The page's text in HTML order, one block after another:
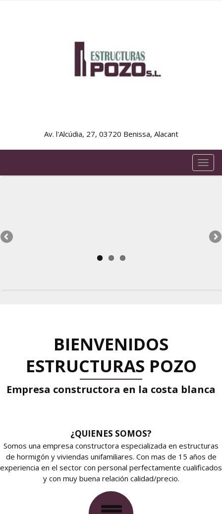
Av. l'Alcúdia, 27, 03720 Benissa, Alacant
BIENVENIDOS
ESTRUCTURAS POZO
Empresa constructora en la costa blanca
¿QUIENES SOMOS?
Somos una empresa constructora especializada en estructuras
de hormigón y viviendas unifamiliares. Con mas de 15 años de
experiencia en el sector con personal perfectamente cualificados
y con muy buena relación calidad/precio.